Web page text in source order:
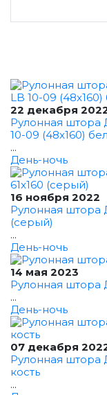
22 декабря
Рулонная штора
10-09 (48x160)
...
День-ночь
16 ноября 2022
Рулонная штора
(серый)
...
День-ночь
14 мая 2023
Рулонная штора
...
День-ночь
07 декабря
Рулонная штора
кость
...